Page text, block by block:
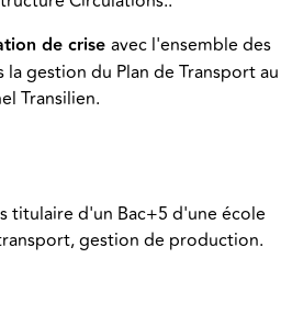
de crise avec l'ensemble des
gestion du Plan de Transport au
Transilien.
titulaire d'un Bac+5 d'une école
gestion de production.